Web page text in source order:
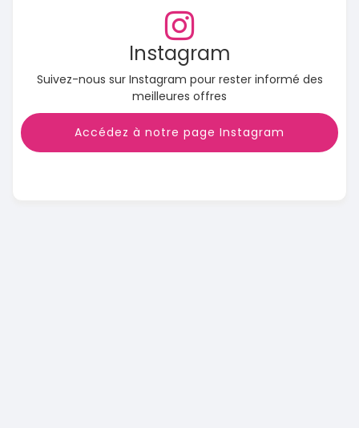
Instagram
Suivez-nous sur Instagram pour rester informé des
meilleures offres
Accédez à notre page Instagram